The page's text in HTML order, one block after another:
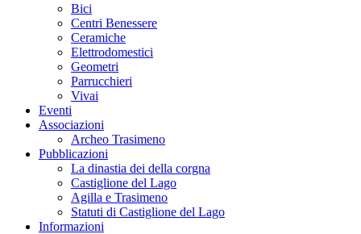
Bici
Centri Benessere
Ceramiche
Elettrodomestici
Geometri
Parrucchieri
Vivai
Eventi
Associazioni
Archeo Trasimeno
Pubblicazioni
La dinastia dei della corgna
Castiglione del Lago
Agilla e Trasimeno
Statuti di Castiglione del Lago
Informazioni